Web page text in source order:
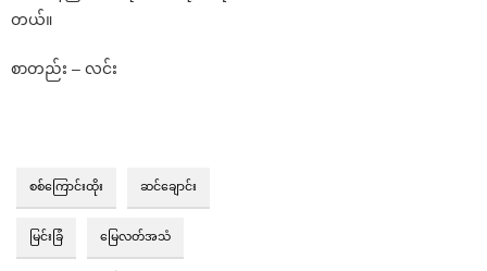
တယ်။
စာတည်း – လင်း
စစ်ကြောင်းထိုး ဆင်ချောင်း
မြင်းခြံ မြေလတ်အသံ